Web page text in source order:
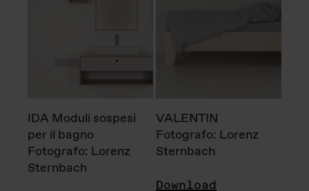
IDA Moduli sospesi
per il bagno
Fotografo: Lorenz
Sternbach
VALENTIN
Fotografo: Lorenz
Sternbach
Download